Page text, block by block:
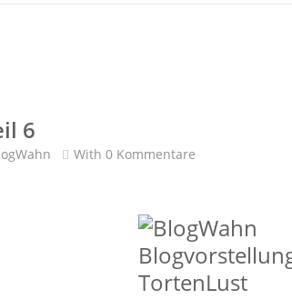
6
With 0 Kommentare